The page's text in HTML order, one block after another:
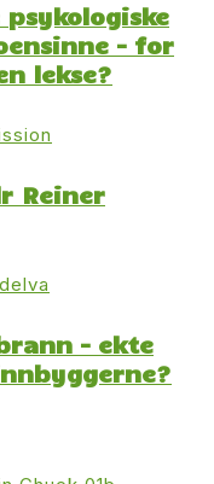
– for
lekse?
Reiner
– ekte